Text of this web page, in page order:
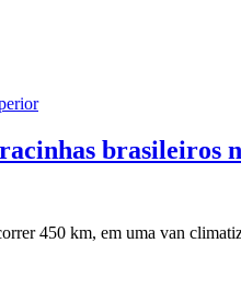
brasileiros
450 km, em uma van